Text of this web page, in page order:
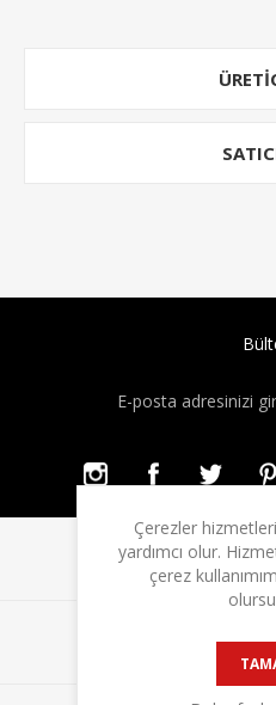
MÜŞTERI
Çerezler
yardımcı olur.
çerez